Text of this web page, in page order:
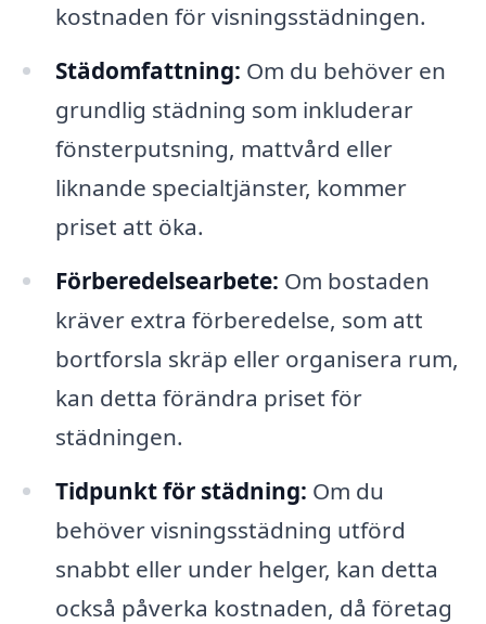
kostnaden för visningsstädningen.
Städomfattning: Om du behöver en
grundlig städning som inkluderar
fönsterputsning, mattvård eller
liknande specialtjänster, kommer
priset att öka.
Förberedelsearbete: Om bostaden
kräver extra förberedelse, som att
bortforsla skräp eller organisera rum,
kan detta förändra priset för
städningen.
Tidpunkt för städning: Om du
behöver visningsstädning utförd
snabbt eller under helger, kan detta
också påverka kostnaden, då företag